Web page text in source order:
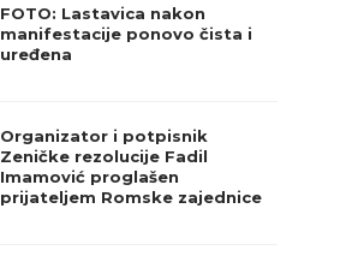
FOTO: Lastavica nakon
manifestacije ponovo čista i
uređena
Organizator i potpisnik
Zeničke rezolucije Fadil
Imamović proglašen
prijateljem Romske zajednice